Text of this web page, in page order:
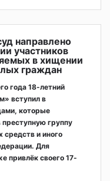
направлено
участников
в хищении
граждан
года 18-летний
вступил в
которые
группу
и иного
Для
привлёк своего 17-